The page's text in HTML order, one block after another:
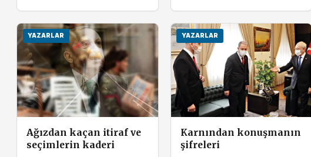
YAZARLAR
Ağızdan kaçan itiraf ve
seçimlerin kaderi
YAZARLAR
Karnından konuşmanın
şifreleri